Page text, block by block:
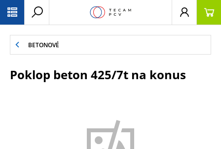
BETONOVÉ
Poklop beton 425/7t na konus